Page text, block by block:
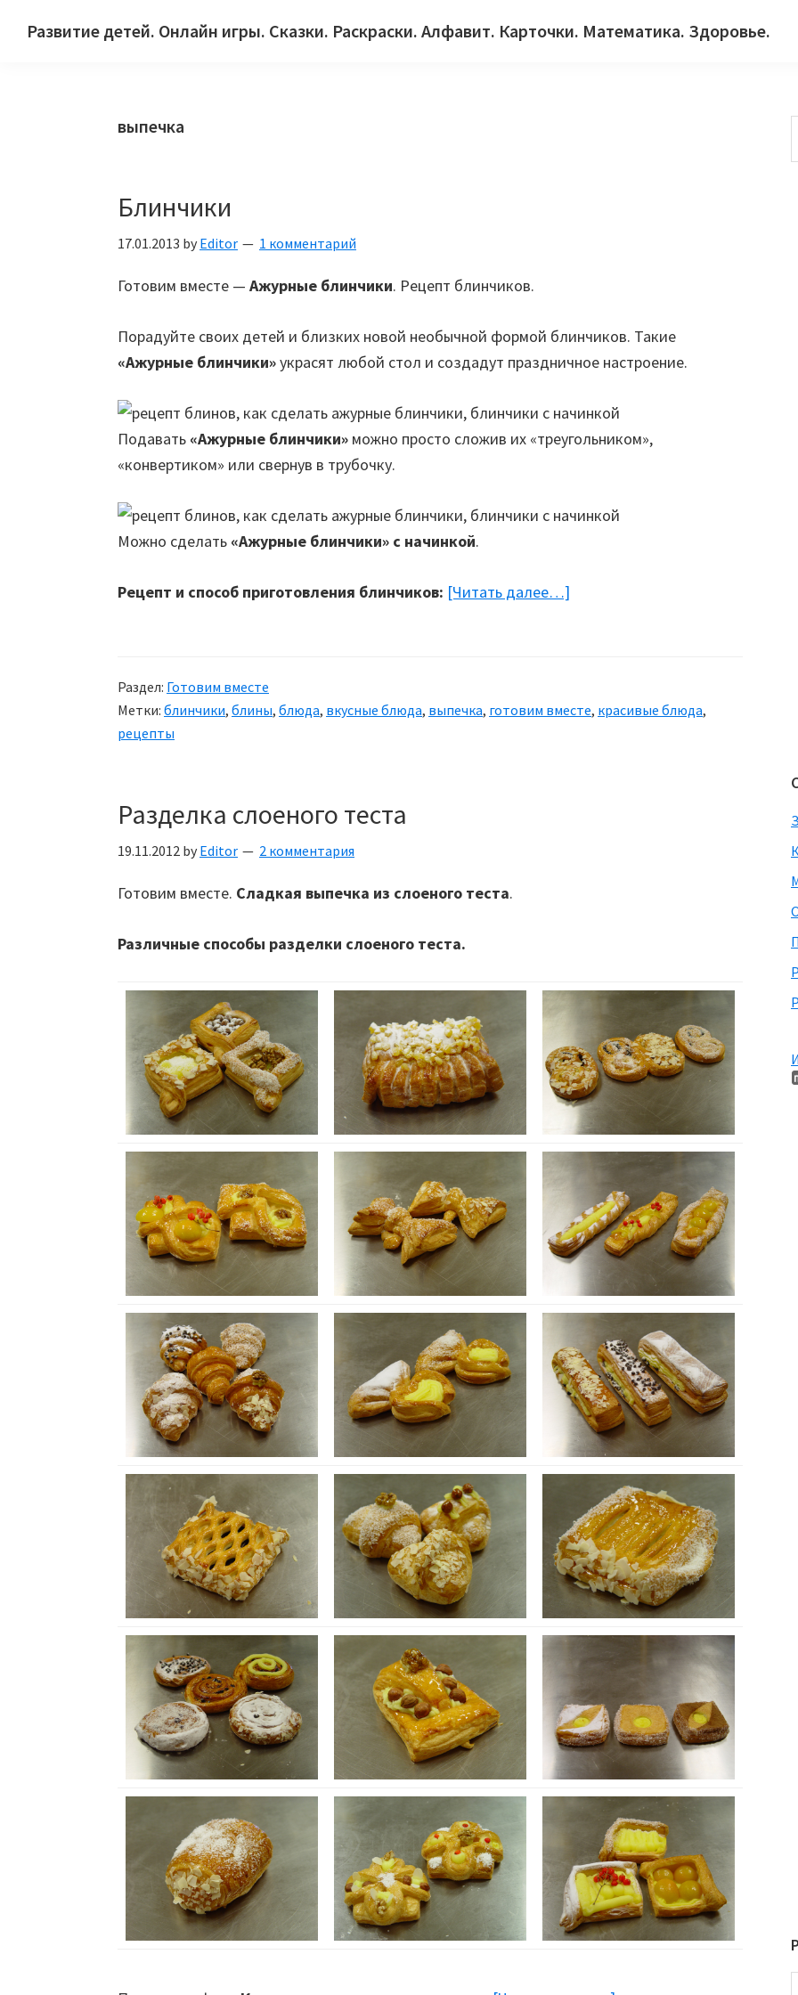
Развитие детей. Онлайн игры. Сказки. Раскраски. Алфавит. Карточки. Математика. Здоровье.
выпечка
Блинчики
17.01.2013 by Editor 1 комментарий
Готовим вместе — Ажурные блинчики. Рецепт блинчиков.
Порадуйте своих детей и близких новой необычной формой блинчиков. Такие
«Ажурные блинчики»украсят любой стол и создадут праздничное настроение.
Подавать «Ажурные блинчики» можно просто сложив их «треугольником»,
«конвертиком» или свернув в трубочку.
Можно сделать «Ажурные блинчики» с начинкой.
Рецепт и способ приготовления блинчиков: [Читать далее…]
Раздел: Готовим вместе
Метки: блинчики, блины, блюда, вкусные блюда, выпечка, готовим вместе, красивые блюда,
рецепты
Разделка слоеного теста
19.11.2012 by Editor 2 комментария
Готовим вместе. Сладкая выпечка из слоеного теста.
Различные способы разделки слоеного теста.